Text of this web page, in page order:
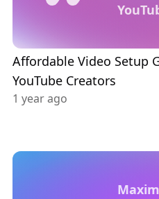
Affordable Video Setup
YouTube Creators
1 year ago